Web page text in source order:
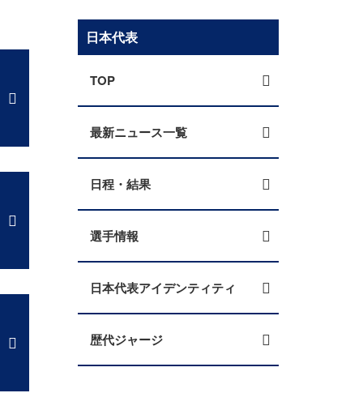
日本代表
TOP
最新ニュース一覧
日程・結果
選手情報
日本代表アイデンティティ
歴代ジャージ